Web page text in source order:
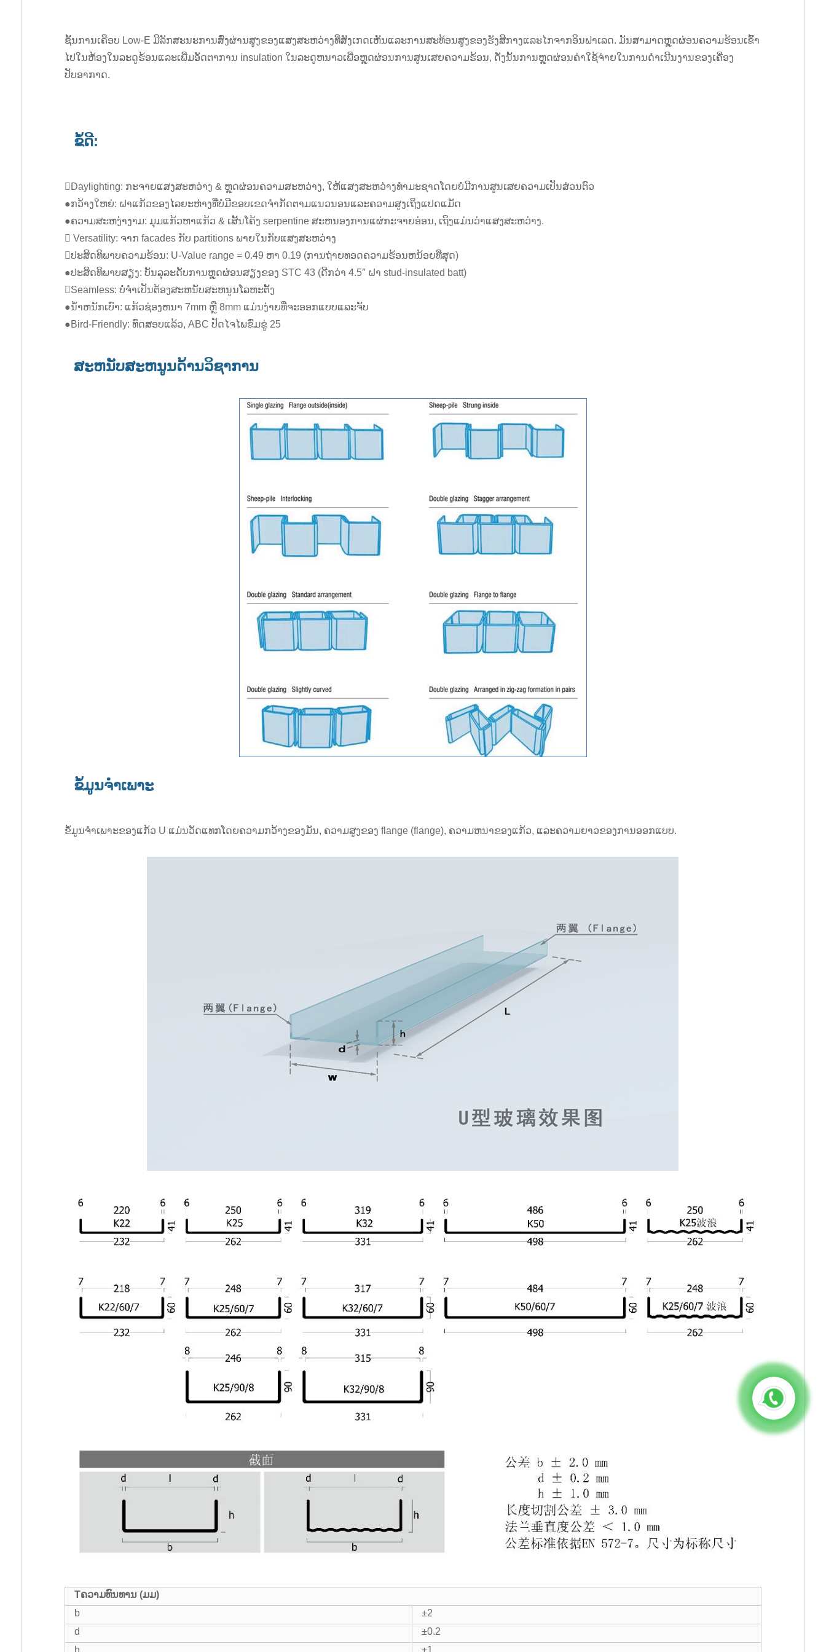
ຊັ້ນການເຄືອບ Low-E ມີລັກສະນະການສົ່ງຜ່ານສູງຂອງແສງສະຫວ່າງທີ່ສັງເກດເຫັນແລະການສະທ້ອນສູງຂອງຮັງສີກາງແລະໄກຈາກອິນຟາເລດ. ມັນສາມາດຫຼຸດຜ່ອນຄວາມຮ້ອນເຂົ້າ
ໄປໃນຫ້ອງໃນລະດູຮ້ອນແລະເພີ່ມອັດຕາການ insulation ໃນລະດູຫນາວເພື່ອຫຼຸດຜ່ອນການສູນເສຍຄວາມຮ້ອນ, ດັ່ງນັ້ນການຫຼຸດຜ່ອນຄ່າໃຊ້ຈ່າຍໃນການດໍາເນີນງານຂອງເຄື່ອງ
ປັບອາກາດ.
ຂໍ້ດີ:
Daylighting: ກະຈາຍແສງສະຫວ່າງ & ຫຼຸດຜ່ອນຄວາມສະຫວ່າງ, ໃຫ້ແສງສະຫວ່າງທໍາມະຊາດໂດຍບໍ່ມີການສູນເສຍຄວາມເປັນສ່ວນຕົວ
●ກວ້າງໃຫຍ່: ຝາແກ້ວຂອງໄລຍະຫ່າງທີ່ບໍ່ມີຂອບເຂດຈໍາກັດຕາມແນວນອນແລະຄວາມສູງເຖິງແປດແມັດ
●ຄວາມສະຫງ່າງາມ: ມຸມແກ້ວຫາແກ້ວ & ເສັ້ນໂຄ້ງ serpentine ສະຫນອງການແຜ່ກະຈາຍອ່ອນ, ເຖິງແມ່ນວ່າແສງສະຫວ່າງ.
 Versatility: ຈາກ facades ກັບ partitions ພາຍໃນກັບແສງສະຫວ່າງ
ປະສິດທິພາບຄວາມຮ້ອນ: U-Value range = 0.49 ຫາ 0.19 (ການຖ່າຍທອດຄວາມຮ້ອນຫນ້ອຍທີ່ສຸດ)
●ປະສິດທິພາບສຽງ: ບັນລຸລະດັບການຫຼຸດຜ່ອນສຽງຂອງ STC 43 (ດີກວ່າ 4.5″ ຝາ stud-insulated batt)
Seamless: ບໍ່ຈໍາເປັນຕ້ອງສະຫນັບສະຫນູນໂລຫະຕັ້ງ
●ນ້ໍາຫນັກເບົາ: ແກ້ວຊ່ອງຫນາ 7mm ຫຼື 8mm ແມ່ນງ່າຍທີ່ຈະອອກແບບແລະຈັບ
●Bird-Friendly: ທົດສອບແລ້ວ, ABC ປັດໄຈໄພຂົ່ມຂູ່ 25
ສະຫນັບສະຫນູນດ້ານວິຊາການ
ຂໍ້ມູນຈໍາເພາະ
ຂໍ້ມູນຈໍາເພາະຂອງແກ້ວ U ແມ່ນວັດແທກໂດຍຄວາມກວ້າງຂອງມັນ, ຄວາມສູງຂອງ flange (flange), ຄວາມຫນາຂອງແກ້ວ, ແລະຄວາມຍາວຂອງການອອກແບບ.
Tຄວາມທົນທານ (ມມ)
b
±2
d
±0.2
h
±1